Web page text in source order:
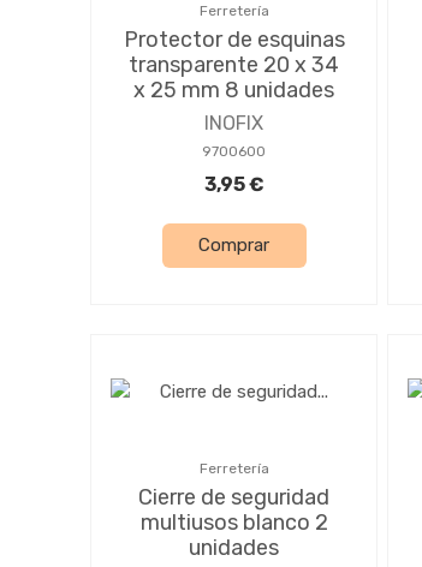
Ferretería
Protector de esquinas
transparente 20 x 34
x 25 mm 8 unidades
INOFIX
9700600
3,95 €
Comprar
Ferretería
Cierre de seguridad
multiusos blanco 2
unidades